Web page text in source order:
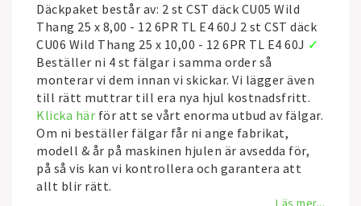
Däckpaket består av: 2 st CST däck CU05 Wild
Thang 25 x 8,00 - 12 6PR TL E4 60J 2 st CST däck
CU06 Wild Thang 25 x 10,00 - 12 6PR TL E4 60J ✓
Beställer ni 4 st fälgar i samma order så
monterar vi dem innan vi skickar. Vi lägger även
till rätt muttrar till era nya hjul kostnadsfritt.
Klicka här för att se vårt enorma utbud av fälgar.
Om ni beställer fälgar får ni ange fabrikat,
modell & år på maskinen hjulen är avsedda för,
på så vis kan vi kontrollera och garantera att
allt blir rätt.
Läs mer...